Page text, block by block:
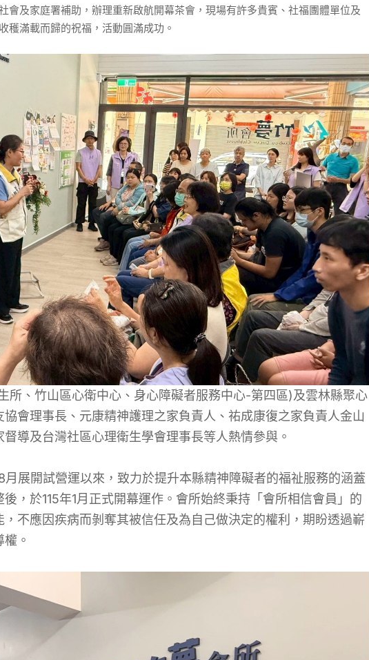
及家庭署補助，辦理重新啟航開幕茶會，現場有許多貴賓、社福團體單位及
穫滿載而歸的祝福，活動圓滿成功。
所、竹山區心衛中心、身心障礙者服務中心-第四區)及雲林縣聚心
會理事長、元康精神護理之家負責人、祐成康復之家負責人金山
導及台灣社區心理衛生學會理事長等人熱情參與。
展開試營運以來，致力於提升本縣精神障礙者的福祉服務的涵蓋
，於115年1月正式開幕運作。會所始終秉持「會所相信會員」的
不應因疾病而剝奪其被信任及為自己做決定的權利，期盼透過嶄
。